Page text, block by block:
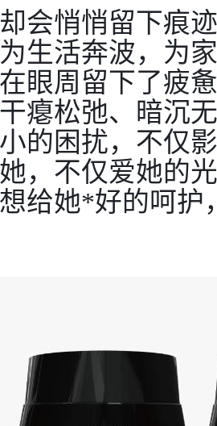
会悄悄留下痕
生活奔波，为
眼周留下了疲
瘪松弛、暗沉
的困扰，不仅
，不仅爱她的
给她*好的呵护